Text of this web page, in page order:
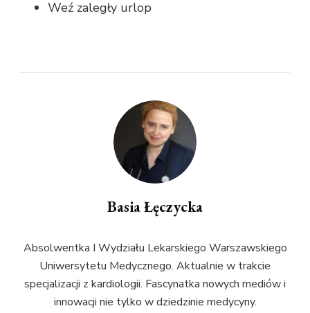
Weź zaległy urlop
Basia Łęczycka
Absolwentka I Wydziału Lekarskiego Warszawskiego
Uniwersytetu Medycznego. Aktualnie w trakcie
specjalizacji z kardiologii. Fascynatka nowych mediów i
innowacji nie tylko w dziedzinie medycyny.